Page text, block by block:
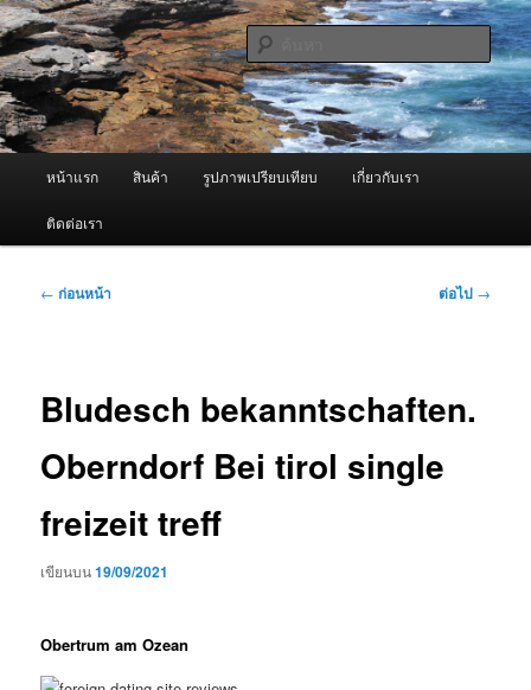
ข้าม
ไป
ยัง
เนื้อหา
หลัก ผู้นำเข้าเครื่องพ่นหมอกควัน Best
Fogger / Fogger One และ อะไหล่
จำหน่ายเครื่องพ่นหมอกควัน คุณภาพดี บริการด้วยความจริงใจ
ค้นหา
หน้าแรก สินค้า รูปภาพเปรียบเทียบ เกี่ยวกับเรา
ติดต่อเรา
เมนู
← ก่อนหน้า ต่อไป →
Bludesch bekanntschaften.
Oberndorf Bei tirol single
freizeit treff
เขียนบน19/09/2021
Obertrum am Ozean